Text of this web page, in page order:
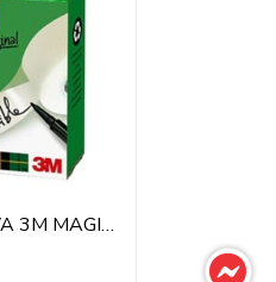
CINTA ADHESIVA 3M MAGICA 19X25MT 810 (3MH457) VERDE